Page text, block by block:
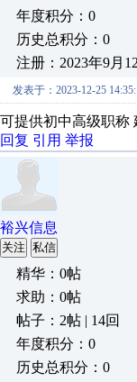
年度积分：0
历史总积分：0
注册：2023年9月
发表于：2023-12-25
可提供初中高级职称
回复 引用 举报
裕兴信息
关注 私信
精华：0帖
求助：0帖
帖子：2帖 | 14回
年度积分：0
历史总积分：0